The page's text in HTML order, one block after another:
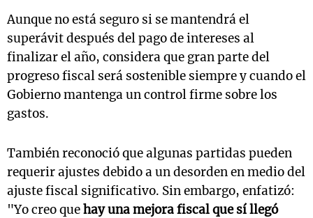
Aunque no está seguro si se mantendrá el
superávit después del pago de intereses al
finalizar el año, considera que gran parte del
progreso fiscal será sostenible siempre y cuando el
Gobierno mantenga un control firme sobre los
gastos.
También reconoció que algunas partidas pueden
requerir ajustes debido a un desorden en medio del
ajuste fiscal significativo. Sin embargo, enfatizó:
"Yo creo quehay una mejora fiscal que sí llegó